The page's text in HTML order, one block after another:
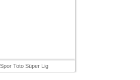
Spor Toto Süper Lig